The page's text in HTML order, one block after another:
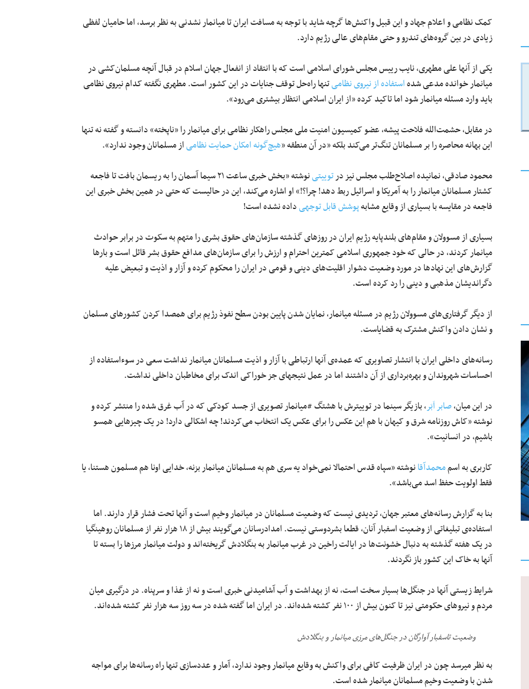
کمک نظامی و اعلام جهاد و این قبیل واکنش‌ها گرچه شاید با توجه به مسافت ایران تا میانمار نشدنی به نظر برسد، اما حامیان لفظی
زیادی در بین گروه‌های تندرو و حتی مقام‌های عالی رژیم دارد.
یکی از آنها علی مطهری، نایب رییس مجلس شورای اسلامی است که با انتقاد از انفعال جهان اسلام در قبال آنچه مسلمان‌کشی در
میانمار خوانده مدعی شدهاستفاده از نیروی نظامیتنها راه‌حل توقف جنایات در این کشور است. مطهری نگفته کدام نیروی نظامی
باید وارد مسئله میانمار شود اما تاکید کرده «از ایران اسلامی انتظار بیشتری می‌رود».
در مقابل، حشمت‌الله فلاحت پیشه، عضو کمیسیون امنیت ملی مجلس راهکار نظامی برای میانمار را «ناپخته» دانسته و گفته نه تنها
این بهانه محاصره را بر مسلمانان تنگ‌تر می‌کند بلکه «در آن منطقه «هیچ‌گونه امکان حمایت نظامیاز مسلمانان وجود ندارد».
محمود صادقی، نمانیده اصلاح‏‌طلب مجلس نیز درتوییتی
نوشته «بخش خبری ساعت ۲۱ سیما آسمان را به ریسمان بافت تا فاجعه
کشتار مسلمانان میانمار را به آمریکا و اسرائیل ربط دهد! چرا؟!» او اشاره می‌کند، این در حالیست که حتی در همین بخش خبری این
فاجعه در مقایسه با بسیاری از وقایع مشابهپوشش قابل توجهیداده نشده است!
بسیاری از مسوولان و مقام‌های بلندپایه رژیم ایران در روزهای گذشته سازمان‌های حقوق بشری را متهم به سکوت در برابر حوادث
میانمار کردند، در حالی که خود جمهوری اسلامی کمترین احترام و ارزش را برای سازمان‌های مدافع حقوق بشر قائل است و بارها
گزارش‌های این نهادها در مورد وضعیت دشوار اقلیت‌های دینی و قومی در ایران را محکوم کرده و آزار و اذیت و تبعیض علیه
دگراندیشان مذهبی و دینی را رد کرده است.
از دیگر گرفتاری‌های مسوولان رژیم در مسئله میانمار، نمایان شدن پایین بودن سطح نفوذ رژیم برای همصدا کردن کشورهای مسلمان
و نشان دادن واکنش مشترک به قضایاست.
رسانه‌های داخلی ایران با انتشار تصاویری که عمده‏‌ی آنها ارتباطی با آزار و اذیت مسلمانان میانمار نداشت سعی در سوءاستفاده از
احساسات شهروندان و بهره‌‏برداری از آن داشتند اما در عمل نتیجه‎ای جز خوراکی اندک برای مخاطبان داخلی نداشت.
در این میان،صابر اَبَر، بازیگر سینما در توییترش با هشتگ #میانمار تصویری از جسد کودکی که در آب غرق شده را منتشر کرده و
نوشته «کاش روزنامه شرق و کیهان با هم این عکس را برای عکس یک انتخاب می‌‎کردند! چه اشکالی دارد! در یک چیزهایی همسو
باشیم، در انسانیت».
کاربری به اسممحمدآقانوشته «سپاه قدس احتمالا نمی‌خواد یه سری هم به مسلمانان میانمار بزنه، خدایی اونا هم مسلمون هستنا، یا
فقط اولویت حفظ اسد می‌باشد».
بنا به گزارش رسانه‌های معتبر جهان، تردیدی نیست که وضعیت مسلمانان در میانمار وخیم است و آنها تحت فشار قرار دارند. اما
استفاده‌ی تبلیغاتی از وضعیت اسفبار آنان، قطعا بشردوستی نیست. امدادرسانان می‌گویند بیش از ۱۸ هزار نفر از مسلمانان روهینگیا
در یک هفته گذشته به دنبال خشونت‌ها در ایالت راخین در غرب میانمار به بنگلادش گریخته‌اند و دولت میانمار مرزها را بسته تا
آنها به خاک این کشور باز نگردند.
شرایط زیستی آنها در جنگل‌ها بسیار سخت است، نه از بهداشت و آب آشامیدنی خبری است و نه از غذا و سرپناه. در درگیری میان
مردم و نیروهای حکومتی نیز تا کنون بیش از ۱۰۰ نفر کشته شده‌اند. در ایران اما گفته شده در سه روز سه هزار نفر کشته‌ شده‌اند.
وضعیت تاسف‎بار آوارگان در جنگل‌های مرزی میانمار و بنگلادش
به نظر می‎رسد چون در ایران ظرفیت کافی برای واکنش به وقایع میانمار وجود ندارد، آمار و عددسازی تنها راه رسانه‌ها برای مواجه
شدن با وضعیت وخیم مسلمانان میانمار شده است.